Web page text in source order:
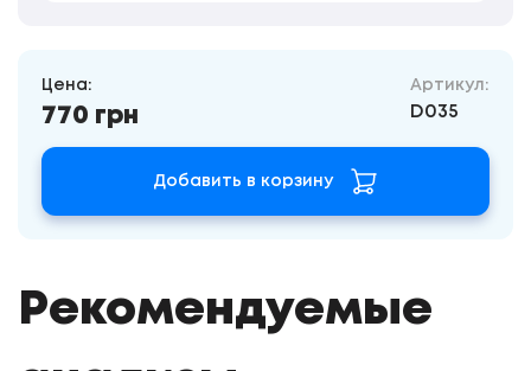
Цена:
770 грн
Артикул:
D035
Добавить в корзину
Рекомендуемые